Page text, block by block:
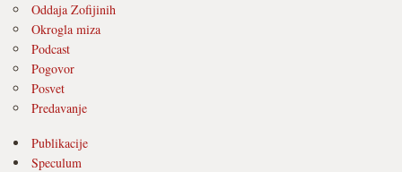
Oddaja Zofijinih
Okrogla miza
Podcast
Pogovor
Posvet
Predavanje
Publikacije
Speculum